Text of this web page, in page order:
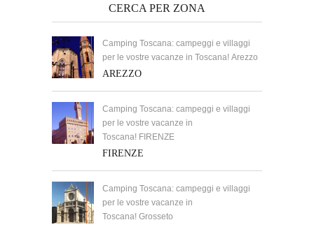
CERCA PER ZONA
Camping Toscana: campeggi e villaggi
per le vostre vacanze in Toscana! Arezzo
AREZZO
Camping Toscana: campeggi e villaggi
per le vostre vacanze in
Toscana! FIRENZE
FIRENZE
Camping Toscana: campeggi e villaggi
per le vostre vacanze in
Toscana! Grosseto